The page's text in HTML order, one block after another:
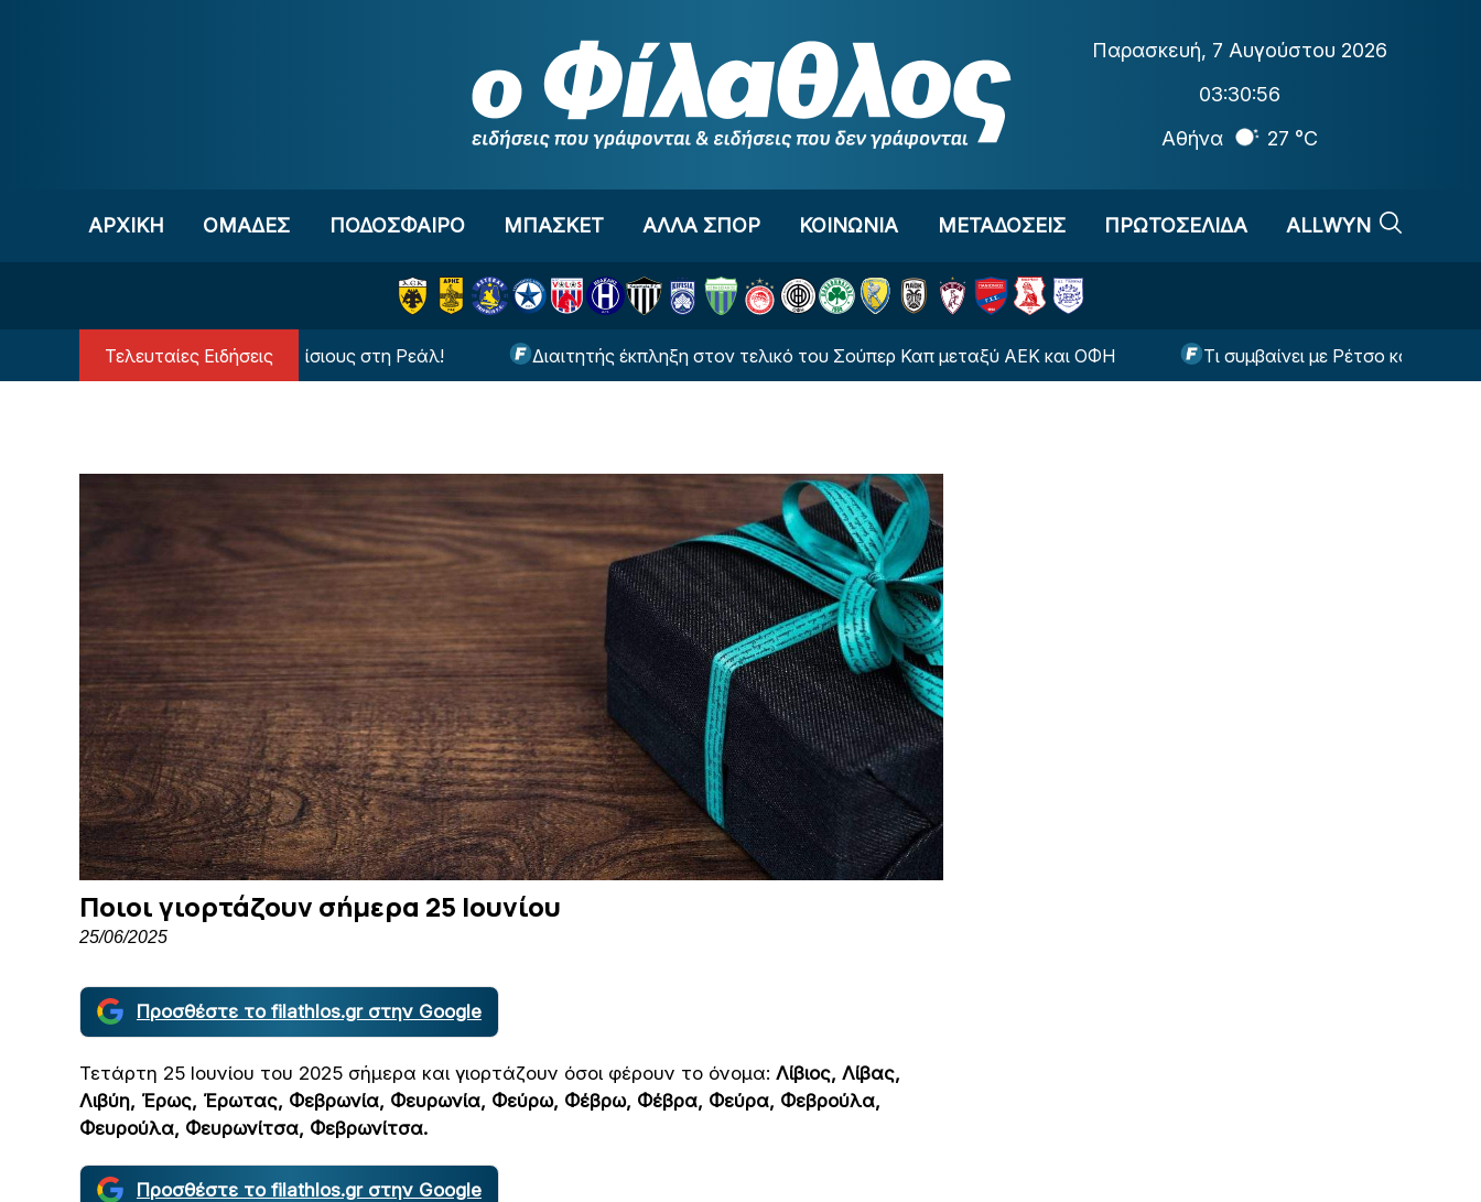
Παρασκευή, 7 Αυγούστου 2026
03:30:56
Αθήνα
27 °C
ΑΡΧΙΚΗ OΜΑΔΕΣ ΠΟΔΟΣΦΑΙΡΟ ΜΠΑΣΚΕΤ ΑΛΛΑ ΣΠΟΡ ΚΟΙΝΩΝΙΑ ΜΕΤΑΔΟΣΕΙΣ ΠΡΩΤΟΣΕΛΙΔΑ ALLWYN
Τελευταίες Ειδήσεις
Ανατροπή με τον Βινίσιους στη Ρεάλ! Διαιτητής έκπληξη στον τελικό του Σούπερ Καπ μεταξύ ΑΕΚ και ΟΦΗ Τι συμβαίνει με Ρέτσο και Έσε ενόψει
Ποιοι γιορτάζουν σήμερα 25 Ιουνίου
25/06/2025
Προσθέστε το filathlos.gr στην Google
Τετάρτη 25 Ιουνίου του 2025 σήμερα και γιορτάζουν όσοι φέρουν το όνομα: Λίβιος, Λίβας,
Λιβύη, Έρως, Έρωτας, Φεβρωνία, Φευρωνία, Φεύρω, Φέβρω, Φέβρα, Φεύρα, Φεβρούλα,
Φευρούλα, Φευρωνίτσα, Φεβρωνίτσα.
Προσθέστε το filathlos.gr στην Google